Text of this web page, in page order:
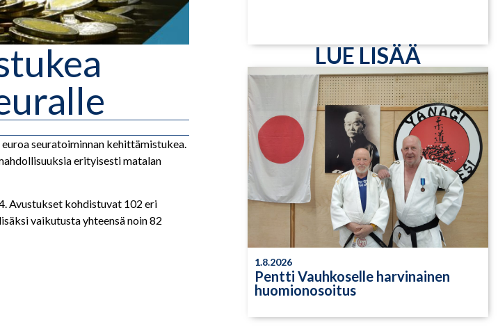
seuratoiminnan kehittämistukea.
erityisesti matalan
Avustukset kohdistuvat 102 eri
vaikutusta yhteensä noin 82
LUE LISÄÄ
1.8.2026
Pentti Vauhkoselle harvinainen
huomionosoitus